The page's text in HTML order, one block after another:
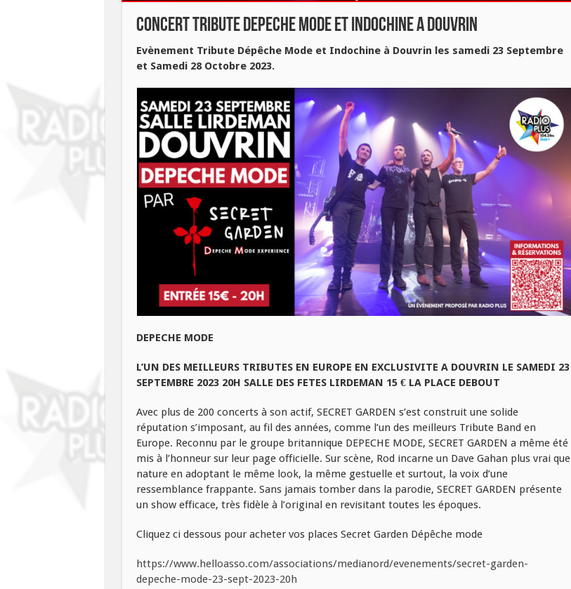
CONCERT TRIBUTE DEPECHE MODE ET INDOCHINE A DOUVRIN
Evènement Tribute Dépêche Mode et Indochine à Douvrin les samedi 23 Septembre
et Samedi 28 Octobre 2023.
DEPECHE MODE
L’UN DES MEILLEURS TRIBUTES EN EUROPE EN EXCLUSIVITE A DOUVRIN LE SAMEDI 23
SEPTEMBRE 2023 20H SALLE DES FETES LIRDEMAN 15 € LA PLACE DEBOUT
Avec plus de 200 concerts à son actif, SECRET GARDEN s’est construit une solide
réputation s’imposant, au fil des années, comme l’un des meilleurs Tribute Band en
Europe. Reconnu par le groupe britannique DEPECHE MODE, SECRET GARDEN a même été
mis à l’honneur sur leur page officielle. Sur scène, Rod incarne un Dave Gahan plus vrai que
nature en adoptant le même look, la même gestuelle et surtout, la voix d’une
ressemblance frappante. Sans jamais tomber dans la parodie, SECRET GARDEN présente
un show efficace, très fidèle à l’original en revisitant toutes les époques.
Cliquez ci dessous pour acheter vos places Secret Garden Dépêche mode
https://www.helloasso.com/associations/medianord/evenements/secret-garden-
depeche-mode-23-sept-2023-20h